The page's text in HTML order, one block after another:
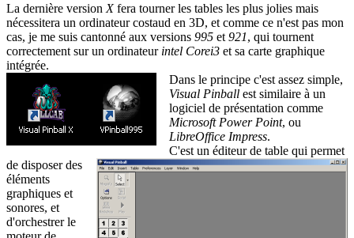
La dernière version Xfera tourner les tables les plus jolies mais
nécessitera un ordinateur costaud en 3D, et comme ce n'est pas mon
cas, je me suis cantonné aux versions 995 et 921, qui tournent
correctement sur un ordinateur intel Corei3 et sa carte graphique
intégrée.
Dans le principe c'est assez simple,
Visual Pinball est similaire à un
logiciel de présentation comme
Microsoft Power Point, ou
LibreOffice Impress.
C'est un éditeur de table qui permet
de disposer des
éléments
graphiques et
sonores, et
d'orchestrer le